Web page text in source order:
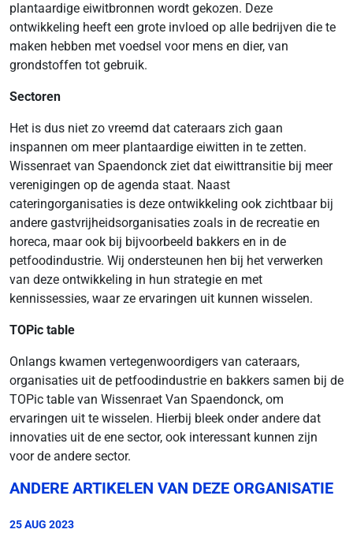
plantaardige eiwitbronnen wordt gekozen. Deze
ontwikkeling heeft een grote invloed op alle bedrijven die te
maken hebben met voedsel voor mens en dier, van
grondstoffen tot gebruik.
Sectoren
Het is dus niet zo vreemd dat cateraars zich gaan
inspannen om meer plantaardige eiwitten in te zetten.
Wissenraet van Spaendonck ziet dat eiwittransitie bij meer
verenigingen op de agenda staat. Naast
cateringorganisaties is deze ontwikkeling ook zichtbaar bij
andere gastvrijheidsorganisaties zoals in de recreatie en
horeca, maar ook bij bijvoorbeeld bakkers en in de
petfoodindustrie. Wij ondersteunen hen bij het verwerken
van deze ontwikkeling in hun strategie en met
kennissessies, waar ze ervaringen uit kunnen wisselen.
TOPic table
Onlangs kwamen vertegenwoordigers van cateraars,
organisaties uit de petfoodindustrie en bakkers samen bij de
TOPic table van Wissenraet Van Spaendonck, om
ervaringen uit te wisselen. Hierbij bleek onder andere dat
innovaties uit de ene sector, ook interessant kunnen zijn
voor de andere sector.
ANDERE ARTIKELEN VAN DEZE ORGANISATIE
25 AUG 2023